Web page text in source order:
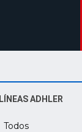
LÍNEAS ADHLER
Todos